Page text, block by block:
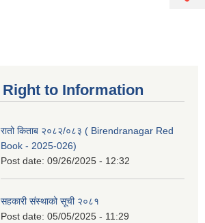
Right to Information
रातो किताब २०८२/०८३ ( Birendranagar Red
Book - 2025-026)
Post date: 09/26/2025 - 12:32
सहकारी संस्थाको सूची २०८१
Post date: 05/05/2025 - 11:29